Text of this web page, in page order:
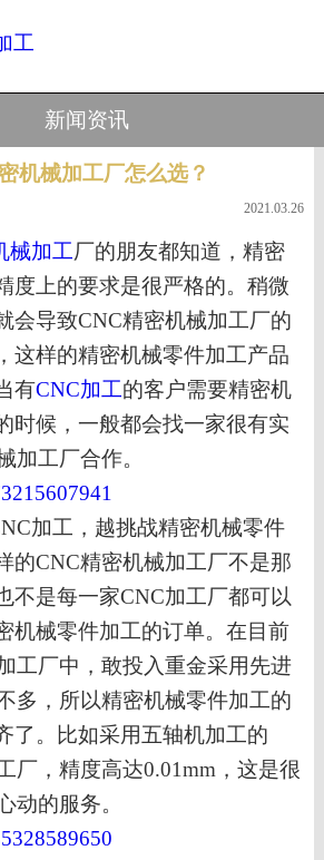
工
新闻资讯
机械加工厂怎么选？
2021.03.26
械加工厂的朋友都知道， 精密
度 上的要求是很严格的。稍微
会导致CNC精密机械加工厂的
这样的精密机械零件加工产品
有CNC加工的客户需要精密机
时候，一般都会找一家很有实
加工厂合作。
加工，越挑战精密机械零件
的CNC精密机械加工厂不是那
不是每一家CNC加工厂都可以
机械零件加工的订单。 在目前
工厂中 ， 敢投入重金采用先进
多，所以精密机械零件加工的
了 。 比如采用五轴机加工的
厂，精度高达0.01mm ， 这是很
动的服务。